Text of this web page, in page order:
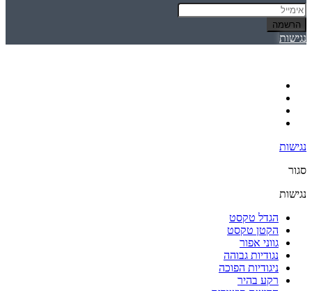
הרשמה
נגישות
נגישות
סגור
נגישות
הגדל טקסט
הקטן טקסט
גווני אפור
נגודיות גבוהה
ניגודיות הפוכה
רקע בהיר